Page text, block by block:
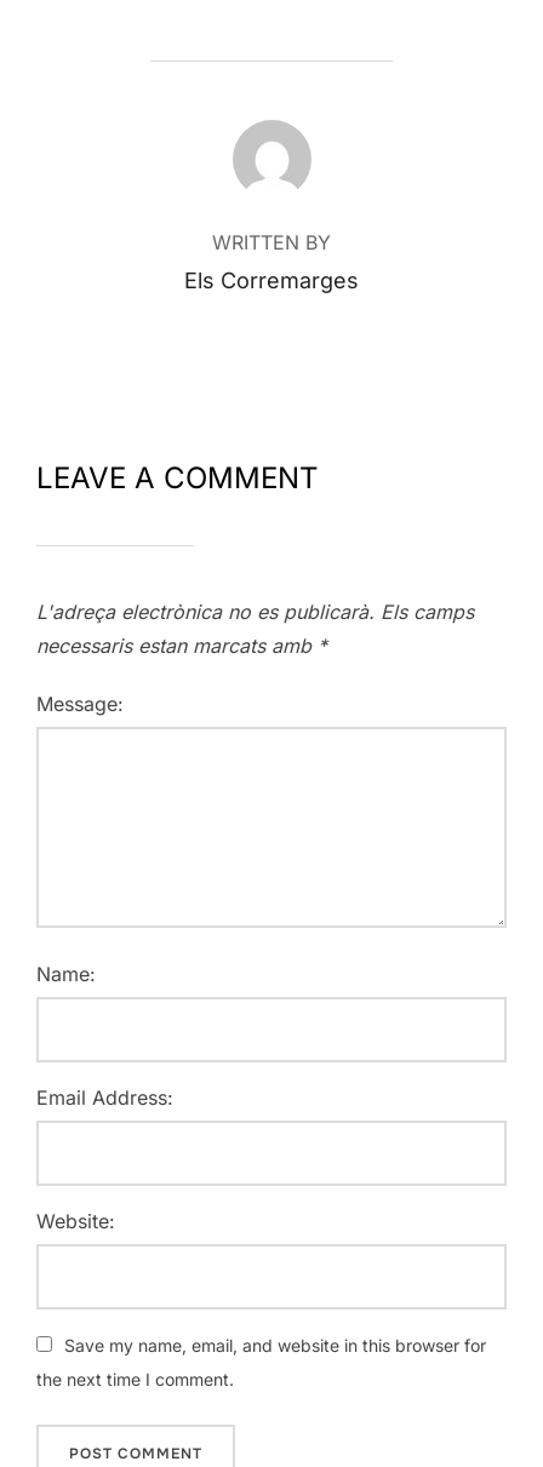
POST AUTHOR
WRITTEN BY
Els Corremarges
LEAVE A COMMENT
L'adreça electrònica no es publicarà. Els camps
necessaris estan marcats amb *
Message:
Name:
Email Address:
Website:
Save my name, email, and website in this browser for
the next time I comment.